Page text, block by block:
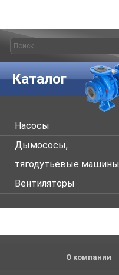
Каталог
Насосы
Дымососы,
тягодутьевые машины
Вентиляторы
О компании